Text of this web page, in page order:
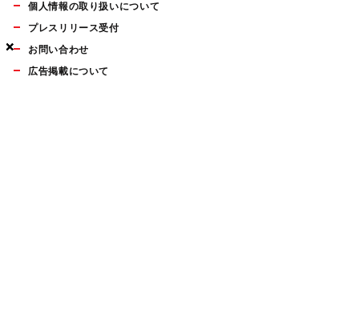
×
×
×
個人情報の取り扱いについて
プレスリリース受付
お問い合わせ
広告掲載について